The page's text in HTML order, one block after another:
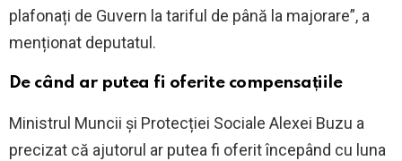
plafonați de Guvern la tariful de până la majorare”, a
menționat deputatul.
De când ar putea fi oferite compensațiile
Ministrul Muncii și Protecției Sociale Alexei Buzu a
precizat că ajutorul ar putea fi oferit începând cu luna